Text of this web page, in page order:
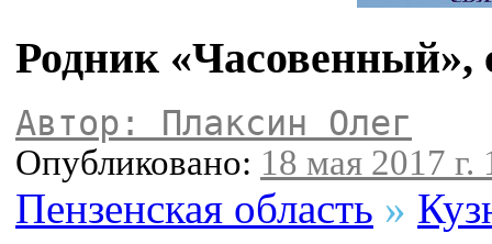
Родник «Часовенный»,
Автор: Плаксин Олег
Опубликовано: 18 мая 2017 г.
Пензенская область »